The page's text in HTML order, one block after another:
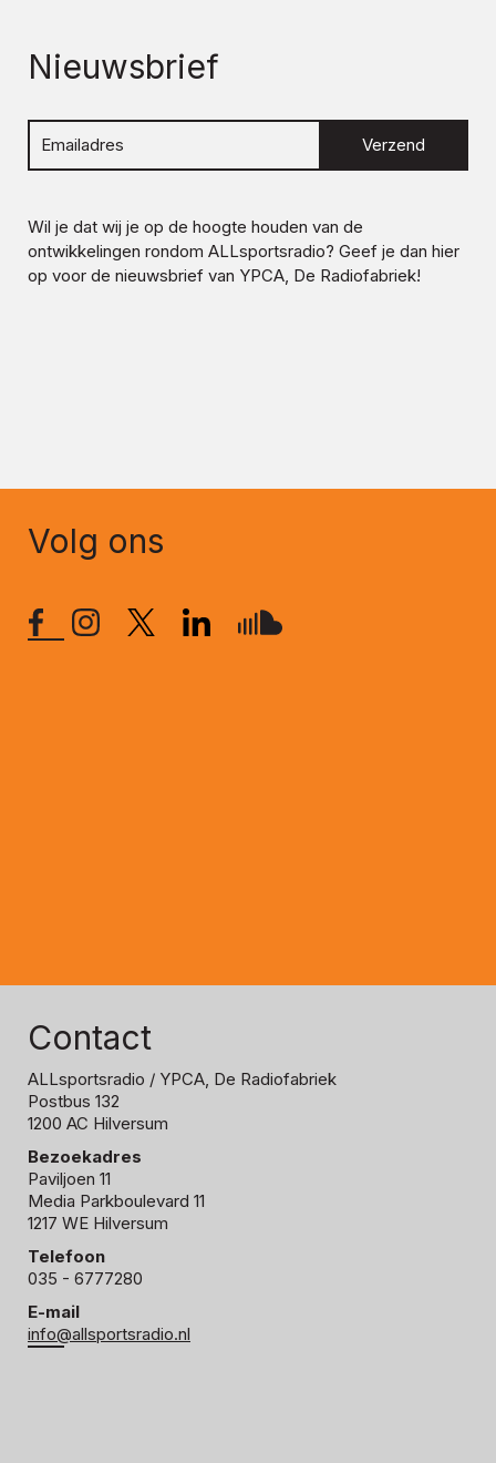
Nieuwsbrief
Verzend
Wil je dat wij je op de hoogte houden van de
ontwikkelingen rondom ALLsportsradio? Geef je dan hier
op voor de nieuwsbrief van YPCA, De Radiofabriek!
Volg ons
Contact
ALLsportsradio / YPCA, De Radiofabriek
Postbus 132
1200 AC Hilversum
Bezoekadres
Paviljoen 11
Media Parkboulevard 11
1217 WE Hilversum
Telefoon
035 - 6777280
E-mail
info@allsportsradio.nl